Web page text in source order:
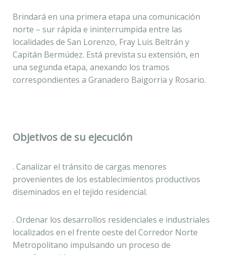
Brindará en una primera etapa una comunicación
norte – sur rápida e ininterrumpida entre las
localidades de San Lorenzo, Fray Luis Beltrán y
Capitán Bermúdez. Está prevista su extensión, en
una segunda etapa, anexando los tramos
correspondientes a Granadero Baigorria y Rosario.
Objetivos de su ejecución
. Canalizar el tránsito de cargas menores
provenientes de los establecimientos productivos
diseminados en el tejido residencial.
. Ordenar los desarrollos residenciales e industriales
localizados en el frente oeste del Corredor Norte
Metropolitano impulsando un proceso de